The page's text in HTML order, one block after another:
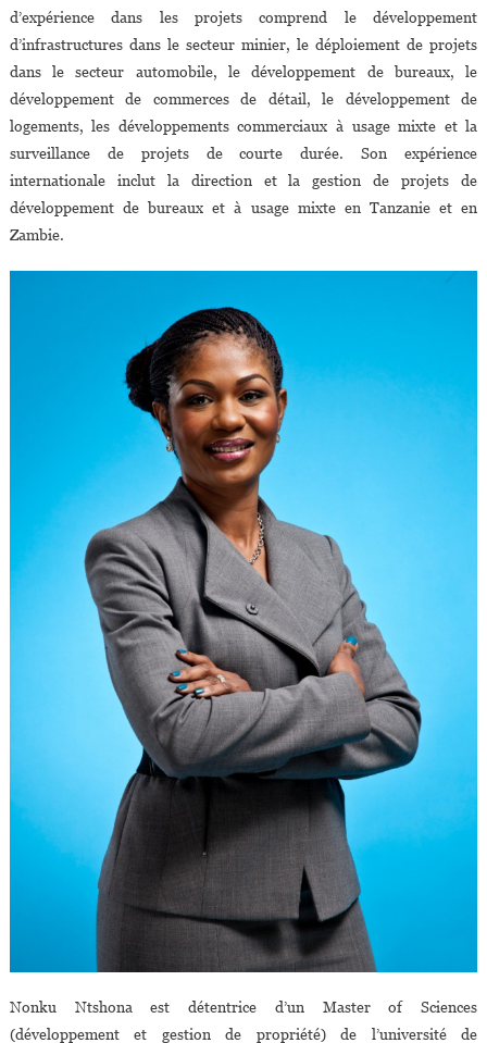
d’expérience dans les projets comprend le développement
d’infrastructures dans le secteur minier, le déploiement de projets
dans le secteur automobile, le développement de bureaux, le
développement de commerces de détail, le développement de
logements, les développements commerciaux à usage mixte et la
surveillance de projets de courte durée. Son expérience
internationale inclut la direction et la gestion de projets de
développement de bureaux et à usage mixte en Tanzanie et en
Zambie.
Nonku Ntshona est détentrice d’un Master of Sciences
(développement et gestion de propriété) de l’université de